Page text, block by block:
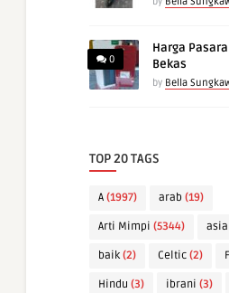
0
Harga
Bekas
by Bella
TOP 20 TAGS
A (1997) arab (19)
Arti Mimpi (5344)
baik (2) Celtic (2)
Hindu (3) ibrani (3)